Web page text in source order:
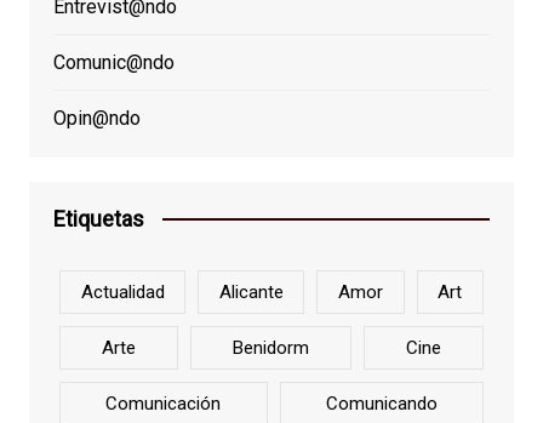
Entrevist@ndo
Comunic@ndo
Opin@ndo
Etiquetas
Actualidad Alicante Amor Art
Arte Benidorm Cine
Comunicación Comunicando